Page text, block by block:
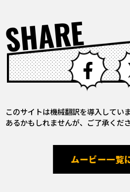
SHARE
このサイトは機械翻訳を導入してい
あるかもしれませんが、ご了承くださ
ムービー一覧